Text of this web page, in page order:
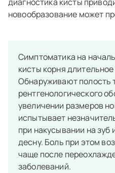
новообразование может
Симптоматика на
кисты корня
Обнаруживают полость
рентгенологического
увеличении размеров
испытывает
при накусывании на зуб
десну. Боль при этом
чаще после
заболеваний.